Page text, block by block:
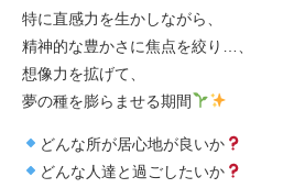
特に直感力を生かしながら、
精神的な豊かさに焦点を絞り…、
想像力を拡げて、
夢の種を膨らませる期間
どんな所が居心地が良いか
どんな人達と過ごしたいか